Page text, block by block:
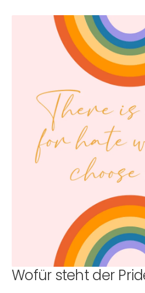
Wofür steht der